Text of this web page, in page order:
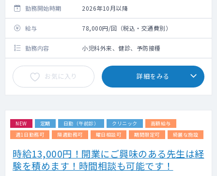
勤務開始時期 2026年10月以降
給与 78,000円/回（税込・交通費別）
勤務内容 小児科外来、健診、予防接種
お気に入り 詳細をみる
NEW 定期 日勤（午前診） クリニック
高額給与
週1日勤務可
隔週勤務可 曜日相談可 期間限定可 綺麗な施設
時給13,000円！開業にご興味のある先生は経
験を積めます！時間相談も可能です！